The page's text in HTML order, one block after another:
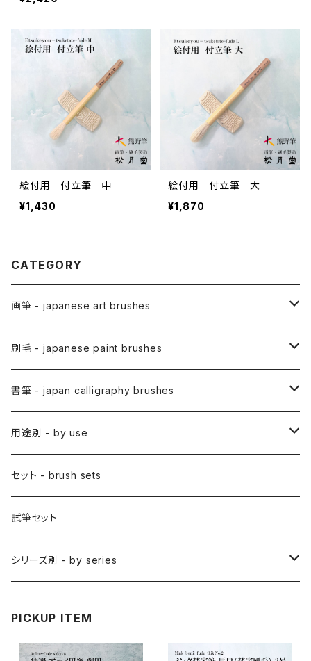
絵付用 付立筆 中
¥1,430
絵付用 付立筆 大
¥1,870
CATEGORY
画筆 - japanese art brushes
アニメ用筆 / ANIME(draw anime)
アニメ用線描筆
アニメ用平筆
絵手紙用筆 / ETEGAMI (pic letter)
彩色筆 / SAISHIKI (color)
面相筆 / MENSO (line,detail)
削用筆 / SAKUYO (all-purpose)
隈取筆 / KUMADORI (blur,color)
長流 / CHORYU (ink draw)
刷毛 - japanese paint brushes
絵刷毛 / EBAKE (paint brushs)
日本画用絵刷毛
アニメ用絵刷毛
スリ込刷毛 / SURIKOMIBAKE (stencil)
差指刷毛 / SASHIBAKE (silk dyeing)
梵字筆 / BONJI-FUDE (sanskrit)
料理用刷毛 / RYORIBAKE(kitchen)
竹刷毛 / TAKEBAKE
書筆 - japan calligraphy brushes
小筆
仮名用
禅シリーズ
用途別 - by use
日本画 - japanese-style painting
水墨画 - japanese ink paint/sumie
アニメ背景美術 - anime background art
絵手紙 - picture letter
セット - brush sets
試筆セット
シリーズ別 - by series
PICKUP ITEM